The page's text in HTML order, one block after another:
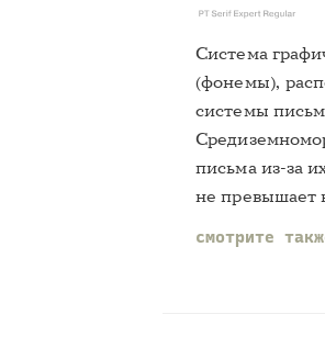
Система
(фонемы),
системы
письма из-за
не превышает
смотрите